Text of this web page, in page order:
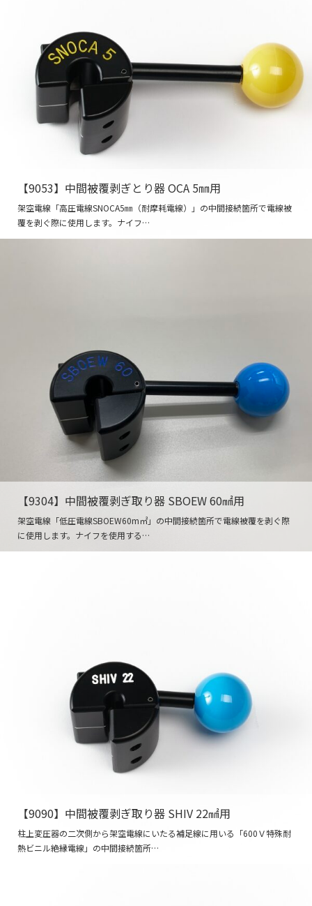
【9053】中間被覆剥ぎとり器 OCA 5㎜用
架空電線「高圧電線SNOCA5㎜（耐摩耗電線）」の中間接続箇所で電線被
覆を剥ぐ際に使用します。ナイフ…
【9304】中間被覆剥ぎ取り器 SBOEW 60㎟用
架空電線「低圧電線SBOEW60m㎡」の中間接続箇所で電線被覆を剥ぐ際
に使用します。ナイフを使用する…
【9090】中間被覆剥ぎ取り器 SHIV 22㎟用
柱上変圧器の二次側から架空電線にいたる補足線に用いる「600Ｖ特殊耐
熱ビニル絶縁電線」の中間接続箇所…